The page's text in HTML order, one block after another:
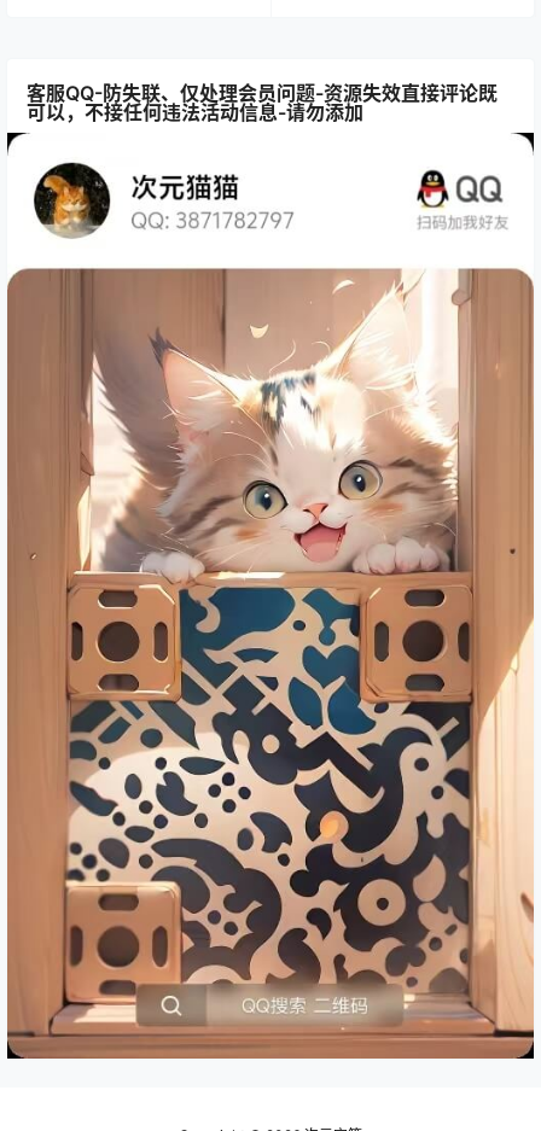
客服QQ-防失联、仅处理会员问题-资源失效直接评论既
可以，不接任何违法活动信息-请勿添加